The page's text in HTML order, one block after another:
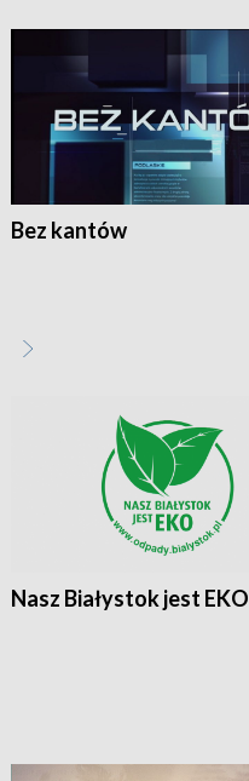
Bez kantów
Nasz Białystok jest EKO